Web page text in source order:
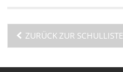
ZURÜCK ZUR SCHULLISTE